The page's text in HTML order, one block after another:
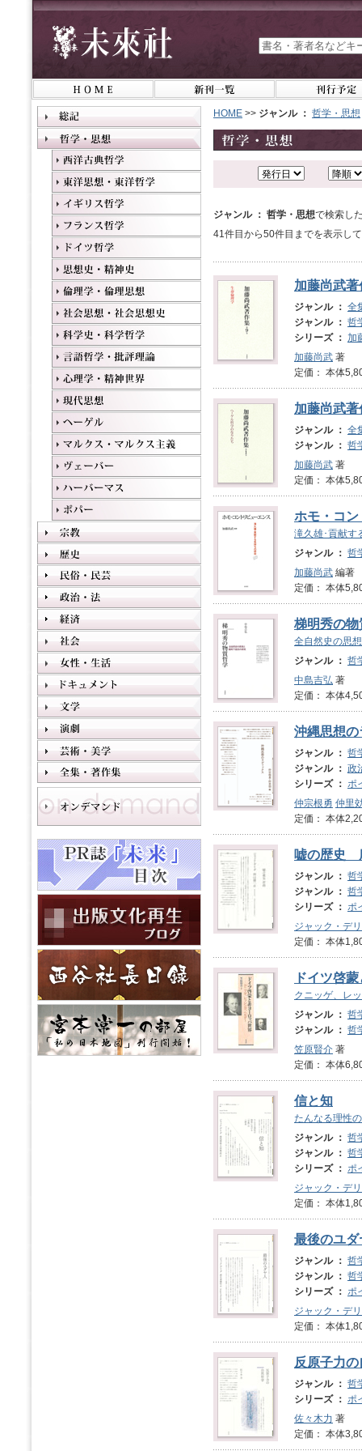
HOME >> ジャンル ： 哲学・思想
ジャンル ： 哲学・思想で検索し
41件目から50件目までを表示し
加藤尚武
ジャンル ： 全
ジャンル ： 哲
シリーズ ： 加
加藤尚武 著
定価： 本体
加藤尚武
ジャンル ： 全
ジャンル ： 哲
加藤尚武 著
定価： 本体
ホモ・コ
滝久雄･貢献す
ジャンル ： 哲
加藤尚武 編著
定価： 本体
梯明秀の物
全自然史の思
ジャンル ： 哲
中島吉弘 著
定価： 本体
沖縄思想
ジャンル ： 哲
ジャンル ： 政
シリーズ ： ポ
仲宗根勇 仲里
定価： 本体
嘘の歴史
ジャンル ： 哲
ジャンル ： 哲
シリーズ ： ポ
ジャック・デ
定価： 本体
ドイツ啓
クニッゲ、レ
ジャンル ： 哲
ジャンル ： 哲
笠原賢介 著
定価： 本体
信と知
たんなる理性
ジャンル ： 哲
ジャンル ： 哲
シリーズ ： ポ
ジャック・デ
定価： 本体
最後のユダ
ジャンル ： 哲
ジャンル ： 哲
シリーズ ： ポ
ジャック・デ
定価： 本体
反原子力
ジャンル ： 哲
シリーズ ： ポ
佐々木力 著
定価： 本体